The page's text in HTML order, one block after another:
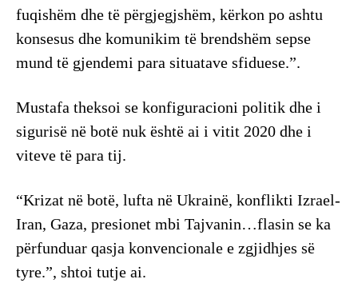
fuqishëm dhe të përgjegjshëm, kërkon po ashtu
konsesus dhe komunikim të brendshëm sepse
mund të gjendemi para situatave sfiduese.”.
Mustafa theksoi se konfiguracioni politik dhe i
sigurisë në botë nuk është ai i vitit 2020 dhe i
viteve të para tij.
“Krizat në botë, lufta në Ukrainë, konflikti Izrael-
Iran, Gaza, presionet mbi Tajvanin…flasin se ka
përfunduar qasja konvencionale e zgjidhjes së
tyre.”, shtoi tutje ai.